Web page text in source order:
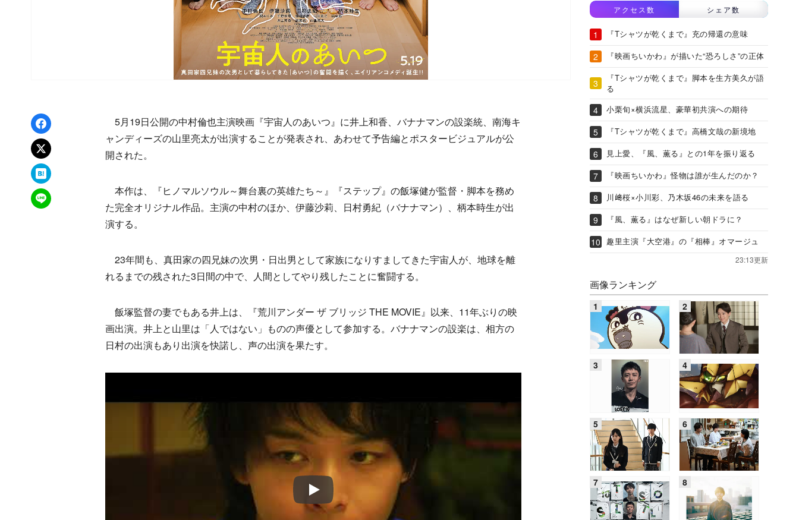
Facebookでシェア
xでポスト
はてなブックマーク
LINEで送る
5月19日公開の中村倫也主演映画『宇宙人のあいつ』に井上和香、バナナマンの設楽統、南海キ
ャンディーズの山里亮太が出演することが発表され、あわせて予告編とポスタービジュアルが公
開された。
本作は、『ヒノマルソウル～舞台裏の英雄たち～』『ステップ』の飯塚健が監督・脚本を務め
た完全オリジナル作品。主演の中村のほか、伊藤沙莉、日村勇紀（バナナマン）、柄本時生が出
演する。
23年間も、真田家の四兄妹の次男・日出男として家族になりすましてきた宇宙人が、地球を離
れるまでの残された3日間の中で、人間としてやり残したことに奮闘する。
飯塚監督の妻でもある井上は、『荒川アンダー ザ ブリッジ THE MOVIE』以来、11年ぶりの映
画出演。井上と山里は「人ではない」ものの声優として参加する。バナナマンの設楽は、相方の
日村の出演もあり出演を快諾し、声の出演を果たす。
アクセス数 シェア数
『Tシャツが乾くまで』充の帰還の意味
『映画ちいかわ』が描いた“恐ろしさ”の正体
『Tシャツが乾くまで』脚本を生方美久が語
る
小栗旬×横浜流星、豪華初共演への期待
『Tシャツが乾くまで』高橋文哉の新境地
見上愛、『風、薫る』との1年を振り返る
『映画ちいかわ』怪物は誰が生んだのか？
川﨑桜×小川彩、乃木坂46の未来を語る
『風、薫る』はなぜ新しい朝ドラに？
趣里主演『大空港』の『相棒』オマージュ
23:13更新
画像ランキング